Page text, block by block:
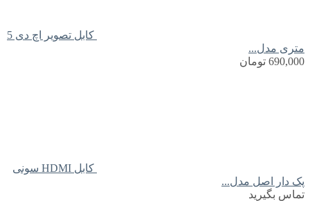
کابل تصویر اچ دی 5
متری مدل...
690,000 تومان
کابل HDMI سونی
پک دار اصل مدل...
تماس بگیرید